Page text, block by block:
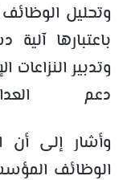
وتحليل
باعتبارها
وتدبير النزاعات
دعم
وأشار إلى أن
الوظائف